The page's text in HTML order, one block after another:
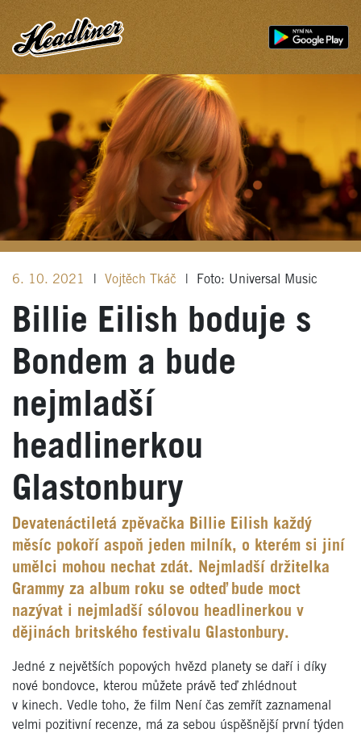
6. 10. 2021 Vojtěch Tkáč Foto: Universal Music
Billie Eilish boduje s
Bondem a bude
nejmladší
headlinerkou
Glastonbury
Devatenáctiletá zpěvačka Billie Eilish každý
měsíc pokoří aspoň jeden milník, o kterém si jiní
umělci mohou nechat zdát. Nejmladší držitelka
Grammy za album roku se odteď bude moct
nazývat i nejmladší sólovou headlinerkou v
dějinách britského festivalu Glastonbury.
Jedné z největších popových hvězd planety se daří i díky
nové bondovce, kterou můžete právě teď zhlédnout
v kinech. Vedle toho, že film Není čas zemřít zaznamenal
velmi pozitivní recenze, má za sebou úspěšnější první týden